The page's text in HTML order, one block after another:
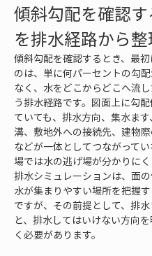
傾斜勾配を確認
を排水経路から
傾斜勾配を確認するとき、最
のは、単に何パーセントの勾
なく、水をどこからどこへ流
う排水経路です。図面上に勾
ていても、排水方向、集水ま
溝、敷地外への接続先、建物
などが一体としてつながって
場では水の逃げ場が分かりにく
排水シミュレーションは、面
水が集まりやすい場所を把握
ですが、その前提として、排
と、排水してはいけない方向
く必要があります。